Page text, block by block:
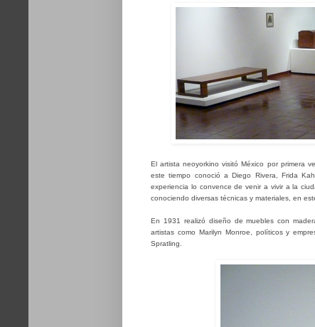
El artista neoyorkino visitó México por primera
este tiempo conoció a Diego Rivera, Frida
experiencia lo convence de venir a vivir a la
conociendo diversas técnicas y materiales, en
En 1931 realizó diseño de muebles con
artistas como Marilyn Monroe, políticos y
Spratling.